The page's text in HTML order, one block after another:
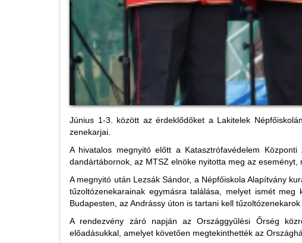
Június 1-3. között az érdeklődőket a Lakitelek
zenekarjai.
A hivatalos megnyitó előtt a Katasztrófavédelem
dandártábornok, az MTSZ elnöke nyitotta meg az eseményt,
A megnyitó után Lezsák Sándor, a Népfőiskola Alapítvány
tűzoltózenekarainak egymásra találása, melyet ismét
Budapesten, az Andrássy úton is tartani kell tűzoltózenekarok
A rendezvény záró napján az Országgyűlési Őrség
előadásukkal, amelyet követően megtekinthették az